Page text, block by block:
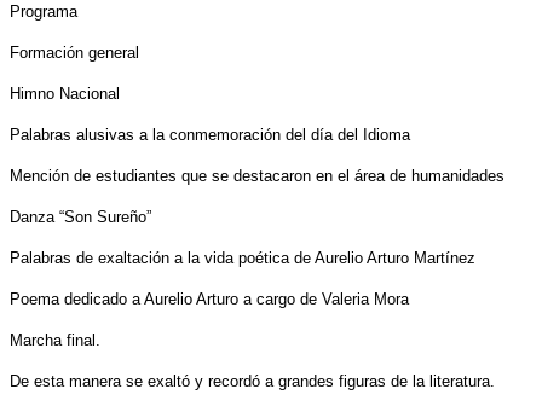
Programa
Formación general
Himno Nacional
Palabras alusivas a la conmemoración del día del Idioma
Mención de estudiantes que se destacaron en el área de humanidades
Danza “Son Sureño”
Palabras de exaltación a la vida poética de Aurelio Arturo Martínez
Poema dedicado a Aurelio Arturo a cargo de Valeria Mora
Marcha final.
De esta manera se exaltó y recordó a grandes figuras de la literatura.